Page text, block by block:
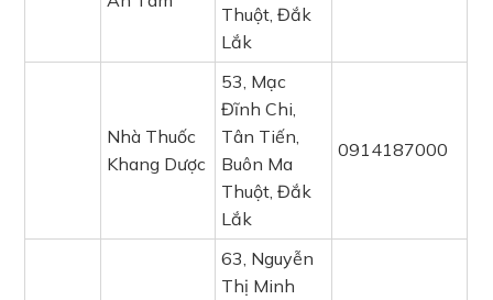
Thuột, Đắk
Lắk
Nhà Thuốc
Khang Dược
53, Mạc
Đĩnh Chi,
Tân Tiến,
Buôn Ma
Thuột, Đắk
Lắk
0914187000
63, Nguyễn
Thị Minh